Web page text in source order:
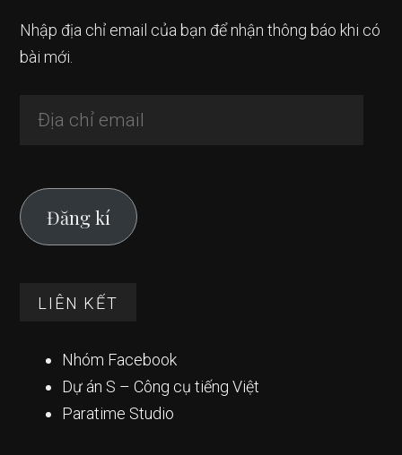
Nhập địa chỉ email của bạn để nhận thông báo khi có
bài mới.
Đăng kí
LIÊN KẾT
Nhóm Facebook
Dự án S – Công cụ tiếng Việt
Paratime Studio